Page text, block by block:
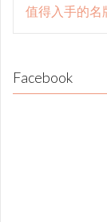
值得入手的名
Facebook